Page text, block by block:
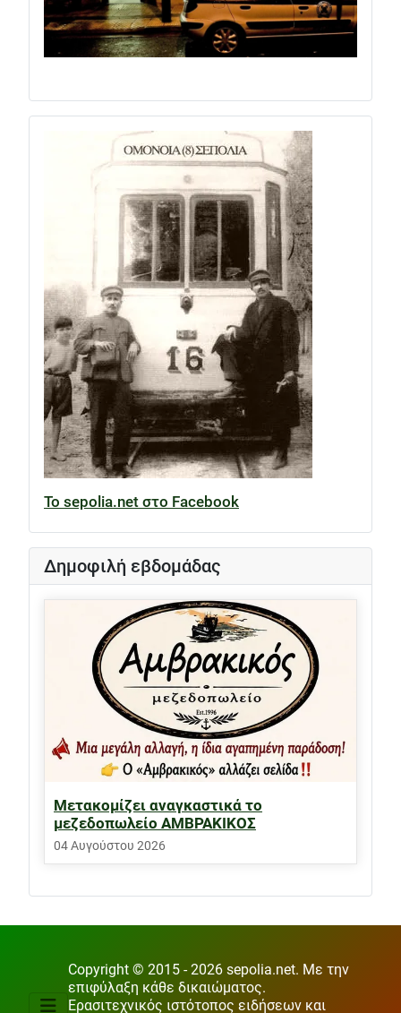
Το sepolia.net στο Facebook
Δημοφιλή εβδομάδας
Μετακομίζει αναγκαστικά το
μεζεδοπωλείο ΑΜΒΡΑΚΙΚΟΣ
04 Αυγούστου 2026
Copyright © 2015 - 2026 sepolia.net. Με την
επιφύλαξη κάθε δικαιώματος.
Ερασιτεχνικός ιστότοπος ειδήσεων και